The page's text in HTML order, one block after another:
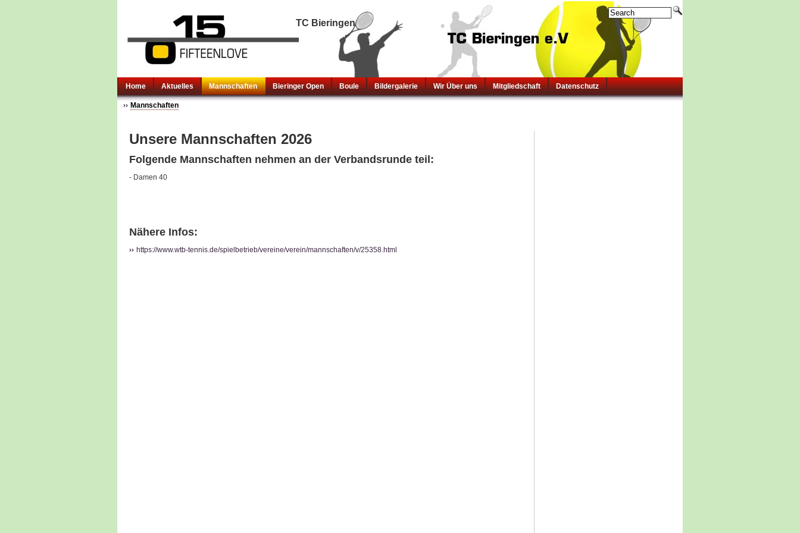
TC Bieringen
Home Aktuelles Mannschaften Bieringer Open Boule Bildergalerie Wir Über uns Mitgliedschaft Datenschutz
Mannschaften
Unsere Mannschaften 2026
Folgende Mannschaften nehmen an der Verbandsrunde teil:
- Damen 40
Nähere Infos:
https://www.wtb-tennis.de/spielbetrieb/vereine/verein/mannschaften/v/25358.html